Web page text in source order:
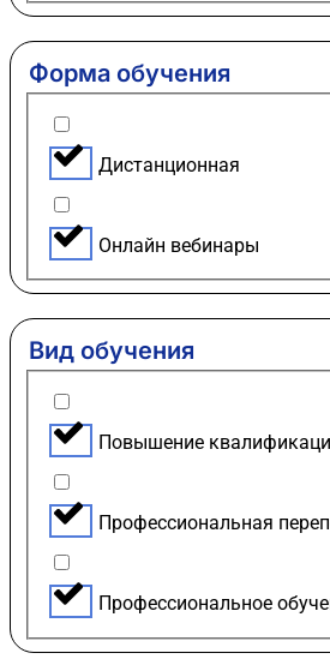
Форма обучения
Дистанционная
Онлайн вебинары
Вид обучения
Повышение
Профессиональная
Профессиональное